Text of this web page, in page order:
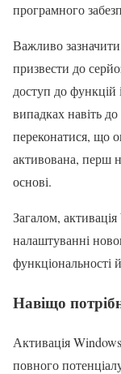
програмного
Важливо
призвести до
доступ до функцій
випадках навіть
переконатися, що
активована, перш
основі.
Загалом,
налаштуванні
функціональності
Навіщо
Активація
повного